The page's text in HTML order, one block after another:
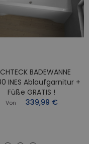
BADEWANNE
INES Ablaufgarnitur +
Füße GRATIS !
Von 339,99 €